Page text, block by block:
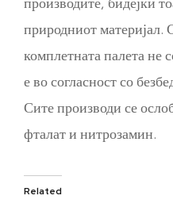
природниот материјал.
комплетната палета не
е во согласност со
Сите производи се
фталат и нитрозамин.
Related